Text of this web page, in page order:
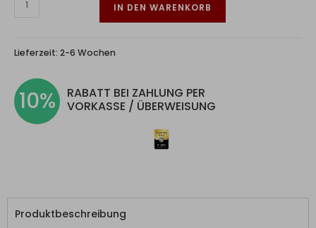
IN DEN WARENKORB
Lieferzeit: 2-6 Wochen
10%
RABATT BEI ZAHLUNG PER
VORKASSE / ÜBERWEISUNG
Produktbeschreibung